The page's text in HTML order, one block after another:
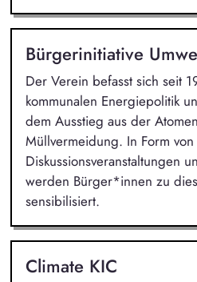
Bürgerinitiative
Der Verein befasst sich seit
kommunalen Energiepolitik
dem Ausstieg aus der
Müllvermeidung. In Form
Diskussionsveranstaltungen
werden Bürger*innen zu
sensibilisiert.
Climate KIC